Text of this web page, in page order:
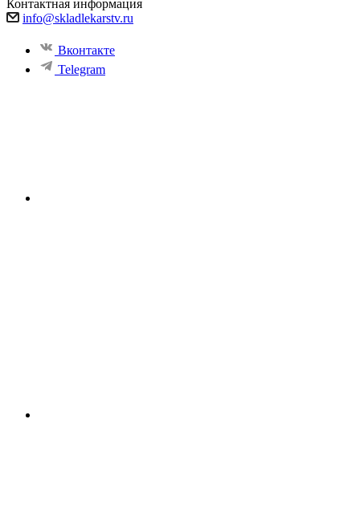
Контактная информация
info@skladlekarstv.ru
Вконтакте
Telegram